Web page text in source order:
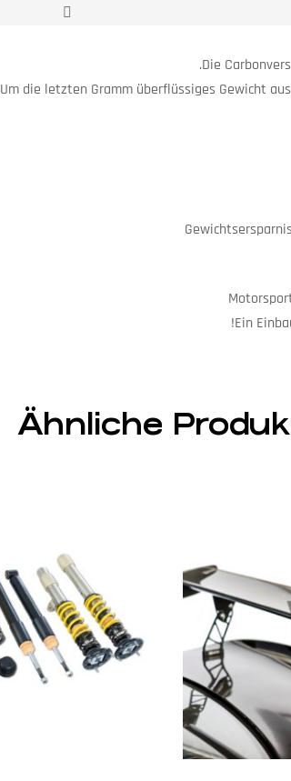
Die
Um die letzten Gramm überflüssiges Gewicht
Ähnliche